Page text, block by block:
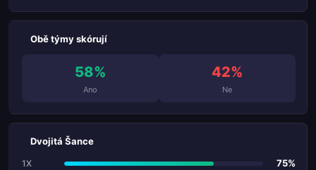
Obě týmy skórují
58%
Ano
42%
Ne
Dvojitá Šance
1X 75%